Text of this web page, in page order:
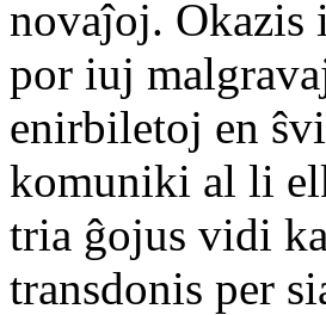
novaĵoj. Okazis
por iuj
enirbiletoj en
komuniki al li
tria ĝojus vidi
transdonis per